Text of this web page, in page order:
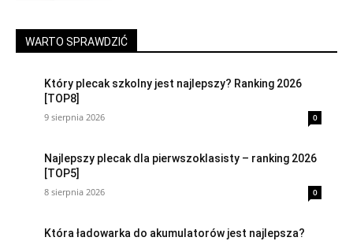
WARTO SPRAWDZIĆ
Który plecak szkolny jest najlepszy? Ranking 2026
[TOP8]
9 sierpnia 2026 0
Najlepszy plecak dla pierwszoklasisty – ranking 2026
[TOP5]
8 sierpnia 2026 0
Która ładowarka do akumulatorów jest najlepsza?